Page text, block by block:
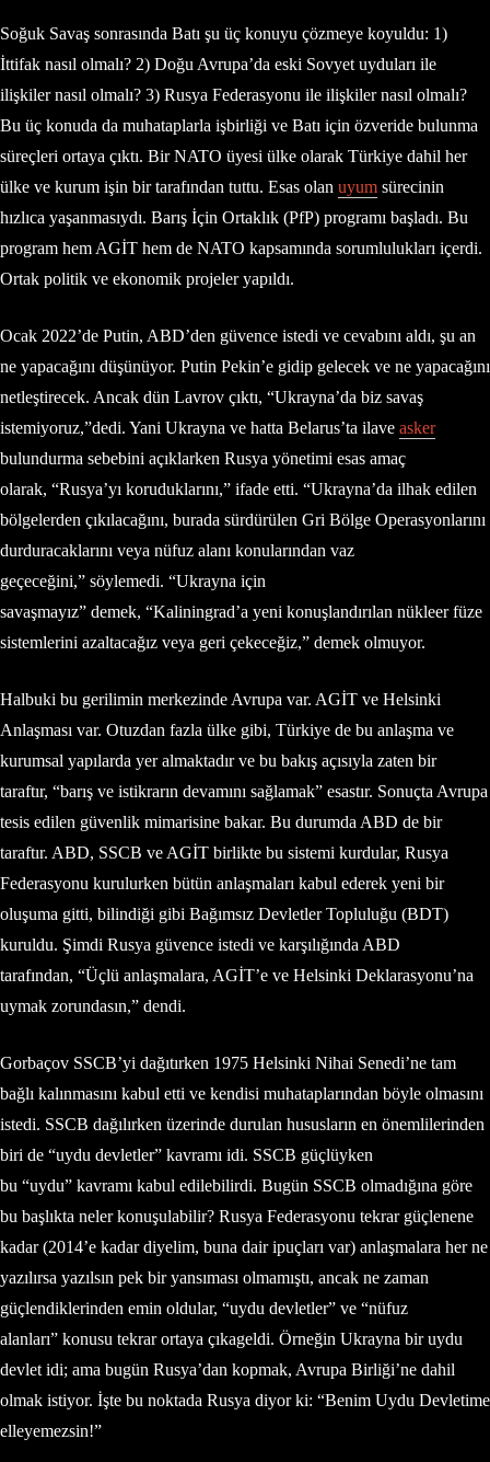
Soğuk Savaş sonrasında Batı şu üç konuyu çözmeye koyuldu: 1)
İttifak nasıl olmalı? 2) Doğu Avrupa’da eski Sovyet uyduları ile
ilişkiler nasıl olmalı? 3) Rusya Federasyonu ile ilişkiler nasıl olmalı?
Bu üç konuda da muhataplarla işbirliği ve Batı için özveride bulunma
süreçleri ortaya çıktı. Bir NATO üyesi ülke olarak Türkiye dahil her
ülke ve kurum işin bir tarafından tuttu. Esas olan uyum sürecinin
hızlıca yaşanmasıydı. Barış İçin Ortaklık (PfP) programı başladı. Bu
program hem AGİT hem de NATO kapsamında sorumlulukları içerdi.
Ortak politik ve ekonomik projeler yapıldı.
Ocak 2022’de Putin, ABD’den güvence istedi ve cevabını aldı, şu an
ne yapacağını düşünüyor. Putin Pekin’e gidip gelecek ve ne yapacağını
netleştirecek. Ancak dün Lavrov çıktı, “Ukrayna’da biz savaş
istemiyoruz,”dedi. Yani Ukrayna ve hatta Belarus’ta ilave asker
bulundurma sebebini açıklarken Rusya yönetimi esas amaç
olarak, “Rusya’yı koruduklarını,” ifade etti. “Ukrayna’da ilhak edilen
bölgelerden çıkılacağını, burada sürdürülen Gri Bölge Operasyonlarını
durduracaklarını veya nüfuz alanı konularından vaz
geçeceğini,” söylemedi. “Ukrayna için
savaşmayız” demek, “Kaliningrad’a yeni konuşlandırılan nükleer füze
sistemlerini azaltacağız veya geri çekeceğiz,” demek olmuyor.
Halbuki bu gerilimin merkezinde Avrupa var. AGİT ve Helsinki
Anlaşması var. Otuzdan fazla ülke gibi, Türkiye de bu anlaşma ve
kurumsal yapılarda yer almaktadır ve bu bakış açısıyla zaten bir
taraftır, “barış ve istikrarın devamını sağlamak” esastır. Sonuçta Avrupa
tesis edilen güvenlik mimarisine bakar. Bu durumda ABD de bir
taraftır. ABD, SSCB ve AGİT birlikte bu sistemi kurdular, Rusya
Federasyonu kurulurken bütün anlaşmaları kabul ederek yeni bir
oluşuma gitti, bilindiği gibi Bağımsız Devletler Topluluğu (BDT)
kuruldu. Şimdi Rusya güvence istedi ve karşılığında ABD
tarafından, “Üçlü anlaşmalara, AGİT’e ve Helsinki Deklarasyonu’na
uymak zorundasın,” dendi.
Gorbaçov SSCB’yi dağıtırken 1975 Helsinki Nihai Senedi’ne tam
bağlı kalınmasını kabul etti ve kendisi muhataplarından böyle olmasını
istedi. SSCB dağılırken üzerinde durulan hususların en önemlilerinden
biri de “uydu devletler” kavramı idi. SSCB güçlüyken
bu “uydu” kavramı kabul edilebilirdi. Bugün SSCB olmadığına göre
bu başlıkta neler konuşulabilir? Rusya Federasyonu tekrar güçlenene
kadar (2014’e kadar diyelim, buna dair ipuçları var) anlaşmalara her ne
yazılırsa yazılsın pek bir yansıması olmamıştı, ancak ne zaman
güçlendiklerinden emin oldular, “uydu devletler” ve “nüfuz
alanları” konusu tekrar ortaya çıkageldi. Örneğin Ukrayna bir uydu
devlet idi; ama bugün Rusya’dan kopmak, Avrupa Birliği’ne dahil
olmak istiyor. İşte bu noktada Rusya diyor ki: “Benim Uydu Devletime
elleyemezsin!”